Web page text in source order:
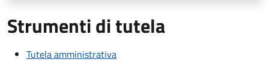
Strumenti di tutela
Tutela amministrativa